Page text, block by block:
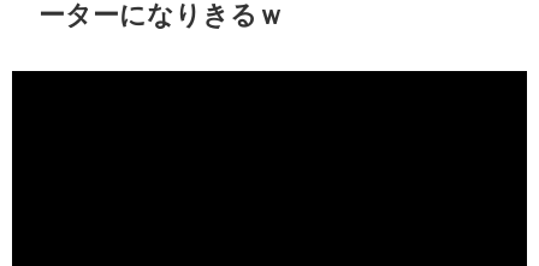
ーターになりきるｗ